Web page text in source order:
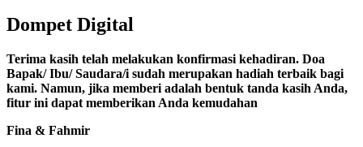
Dompet Digital
Terima kasih telah melakukan konfirmasi kehadiran. Doa
Bapak/ Ibu/ Saudara/i sudah merupakan hadiah terbaik bagi
kami. Namun, jika memberi adalah bentuk tanda kasih Anda,
fitur ini dapat memberikan Anda kemudahan
Fina & Fahmir